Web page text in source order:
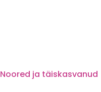
Noored ja täiskasvanud